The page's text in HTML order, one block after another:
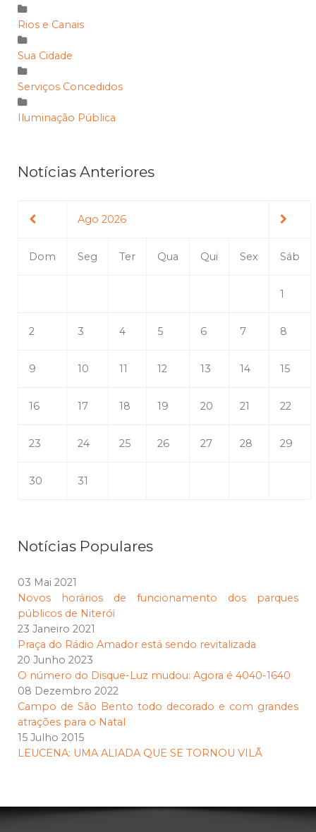
Rios e Canais
Sua Cidade
Serviços Concedidos
Iluminação Pública
Notícias Anteriores
Ago 2026
Dom Seg Ter Qua Qui Sex Sáb
1
2 3 4 5 6 7 8
9 10 11 12 13 14 15
16 17 18 19 20 21 22
23 24 25 26 27 28 29
30 31
Notícias Populares
03 Mai 2021
Novos horários de funcionamento dos parques
públicos de Niterói
23 Janeiro 2021
Praça do Rádio Amador está sendo revitalizada
20 Junho 2023
O número do Disque-Luz mudou: Agora é 4040-1640
08 Dezembro 2022
Campo de São Bento todo decorado e com grandes
atrações para o Natal
15 Julho 2015
LEUCENA: UMA ALIADA QUE SE TORNOU VILÃ